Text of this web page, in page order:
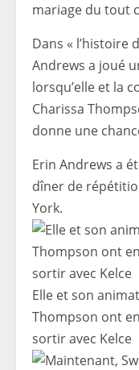
mariage du tout
Dans « l’histoire
Andrews a joué
lorsqu’elle et la
Charissa
donne une
Erin Andrews a
dîner de
York.
Elle et son
Thompson ont
sortir avec Kelce